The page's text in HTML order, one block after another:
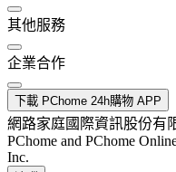
其他服務
企業合作
下載 PChome 24h購物 APP
網路家庭國際資訊股份有
PChome and PChome
Inc.